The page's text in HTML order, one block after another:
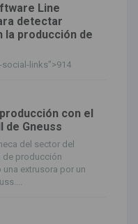
Line
detectar
la producción de
links">914
con el
de Gneuss
del sector del
de producción
extrusora por un